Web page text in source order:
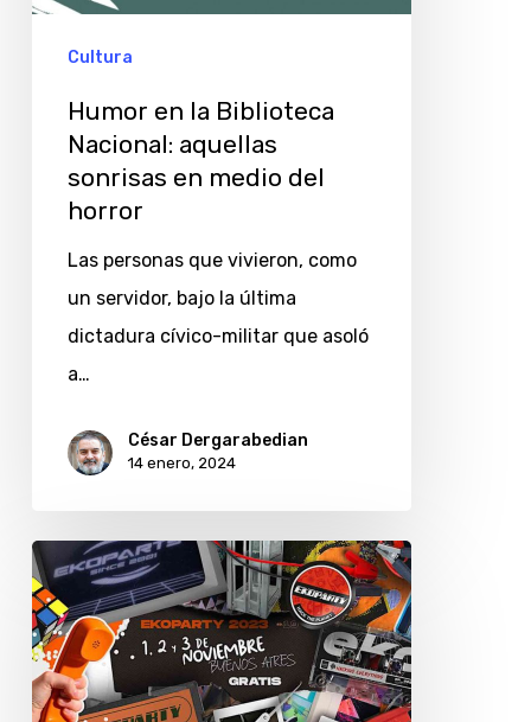
aquellas
sonrisas
medio
horror
Cultura
Humor en la Biblioteca
Nacional: aquellas
sonrisas en medio del
horror
Las personas que vivieron, como
un servidor, bajo la última
dictadura cívico-militar que asoló
a…
César Dergarabedian
14 enero, 2024
Ekoparty:
llega
cita
de
hackers